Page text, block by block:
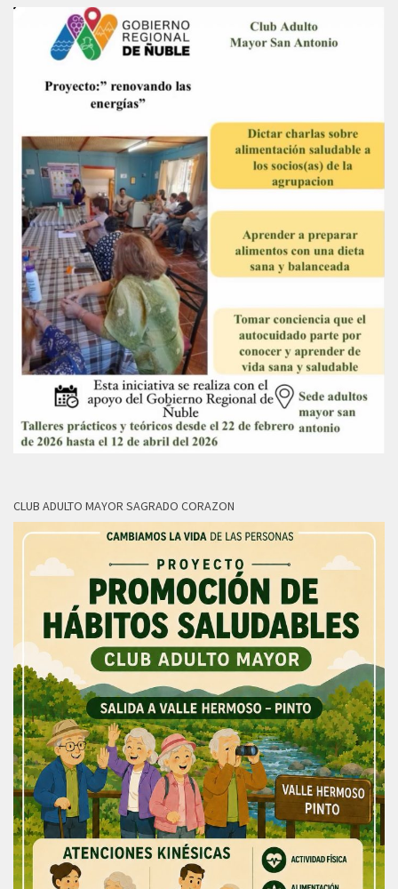
CLUB ADULTO MAYOR SAGRADO CORAZON